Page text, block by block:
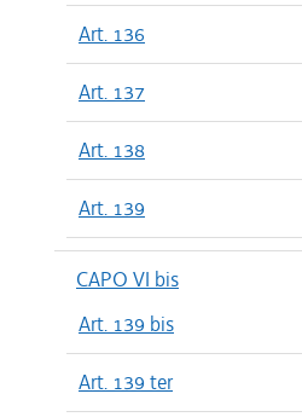
Art. 136
Art. 137
Art. 138
Art. 139
CAPO VI bis
Art. 139 bis
Art. 139 ter